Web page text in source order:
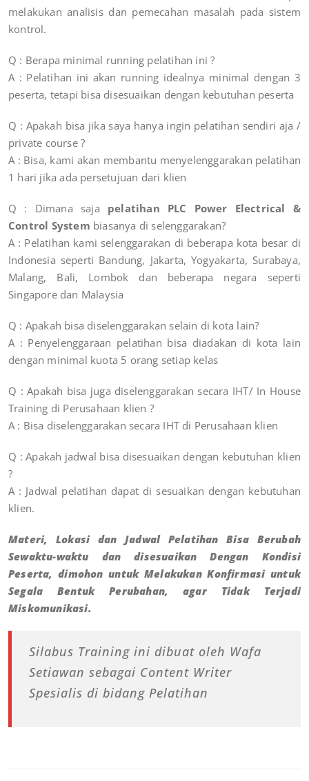
melakukan analisis dan pemecahan masalah pada sistem
kontrol.
Q : Berapa minimal running pelatihan ini ?
A : Pelatihan ini akan running idealnya minimal dengan 3
peserta, tetapi bisa disesuaikan dengan kebutuhan peserta
Q : Apakah bisa jika saya hanya ingin pelatihan sendiri aja /
private course ?
A : Bisa, kami akan membantu menyelenggarakan pelatihan
1 hari jika ada persetujuan dari klien
Q : Dimana saja pelatihan PLC Power Electrical &
Control System biasanya di selenggarakan?
A : Pelatihan kami selenggarakan di beberapa kota besar di
Indonesia seperti Bandung, Jakarta, Yogyakarta, Surabaya,
Malang, Bali, Lombok dan beberapa negara seperti
Singapore dan Malaysia
Q : Apakah bisa diselenggarakan selain di kota lain?
A : Penyelenggaraan pelatihan bisa diadakan di kota lain
dengan minimal kuota 5 orang setiap kelas
Q : Apakah bisa juga diselenggarakan secara IHT/ In House
Training di Perusahaan klien ?
A : Bisa diselenggarakan secara IHT di Perusahaan klien
Q : Apakah jadwal bisa disesuaikan dengan kebutuhan klien
?
A : Jadwal pelatihan dapat di sesuaikan dengan kebutuhan
klien.
Materi, Lokasi dan Jadwal Pelatihan Bisa Berubah
Sewaktu-waktu dan disesuaikan Dengan Kondisi
Peserta, dimohon untuk Melakukan Konfirmasi untuk
Segala Bentuk Perubahan, agar Tidak Terjadi
Miskomunikasi.
Silabus Training ini dibuat oleh Wafa
Setiawan sebagai Content Writer
Spesialis di bidang Pelatihan